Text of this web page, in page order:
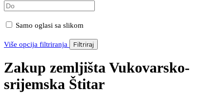
Samo oglasi sa slikom
Više opcija filtriranja Filtriraj
Zakup zemljišta Vukovarsko-
srijemska Štitar